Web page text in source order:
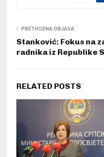
PRETHODNA OBJAVA
Stanković: Fokus na
radnika iz Republike
RELATED POSTS